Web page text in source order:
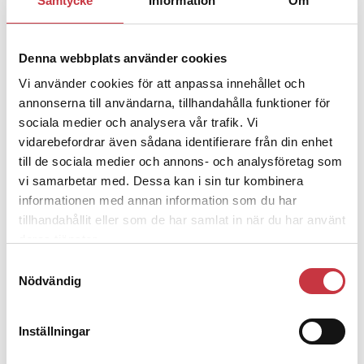
Denna webbplats använder cookies
Vi använder cookies för att anpassa innehållet och
annonserna till användarna, tillhandahålla funktioner för
sociala medier och analysera vår trafik. Vi
vidarebefordrar även sådana identifierare från din enhet
till de sociala medier och annons- och analysföretag som
vi samarbetar med. Dessa kan i sin tur kombinera
informationen med annan information som du har
tillhandahållit eller som de har samlat in när du har använt
Nödvändig
Inställningar
30 september 2020
Aktuellt
Polisens it-forensiska verksamhet är inte bara underbemannad. Den
saknar också den hårdvara som behövs för att processa stora
mängder data. Därför blir den en flaskhals i brottsutredningar,
konstaterar internrevisionen.
Hård kritik mot utredningsverksamheten
Aktuellt
flera punkter.
Utvisningsresor betalar sig olika bra